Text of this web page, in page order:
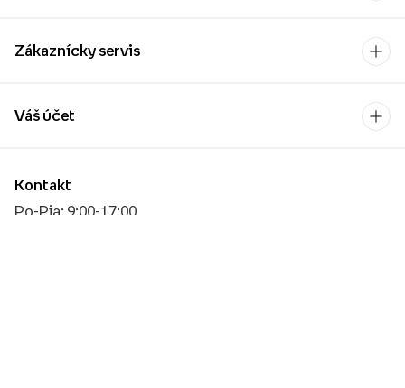
Zákaznícky servis
Kontakt
Po-Pia: 9:00-17:00
Váš účet